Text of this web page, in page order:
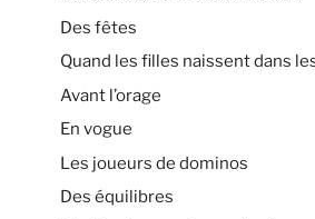
Des fêtes
Quand les filles naissent dans
Avant l’orage
En vogue
Les joueurs de dominos
Des équilibres